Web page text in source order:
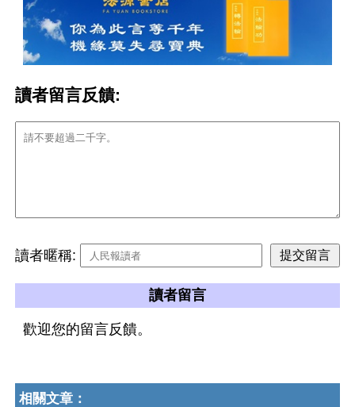
讀者留言反饋:
讀者暱稱:
讀者留言
歡迎您的留言反饋。
相關文章：